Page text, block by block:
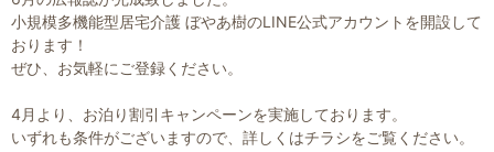
小規模多機能型居宅介護 ぼやあ樹のLINE公式アカウントを開設して
おります！
ぜひ、お気軽にご登録ください。
4月より、お泊り割引キャンペーンを実施しております。
いずれも条件がございますので、詳しくはチラシをご覧ください。